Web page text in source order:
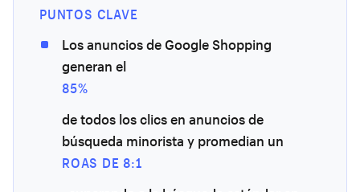
PUNTOS CLAVE
Los anuncios de Google Shopping
generan el
85%
de todos los clics en anuncios de
búsqueda minorista y promedian un
ROAS DE 8:1